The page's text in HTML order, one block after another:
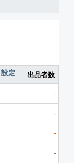
設定 出品者数
-
-
-
-